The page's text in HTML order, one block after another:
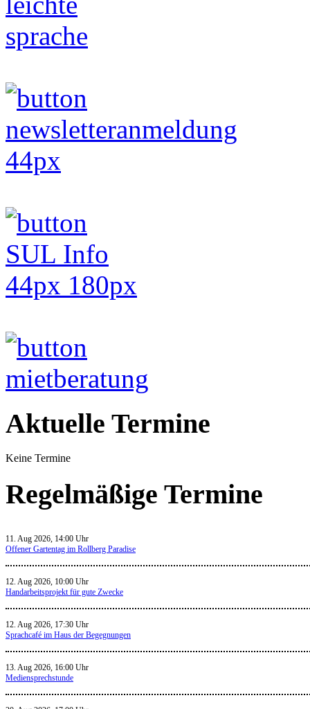
Aktuelle Termine
Keine Termine
Regelmäßige Termine
11. Aug 2026, 14:00 Uhr
Offener Gartentag im Rollberg Paradise
12. Aug 2026, 10:00 Uhr
Handarbeitsprojekt für gute Zwecke
12. Aug 2026, 17:30 Uhr
Sprachcafé im Haus der Begegnungen
13. Aug 2026, 16:00 Uhr
Mediensprechstunde